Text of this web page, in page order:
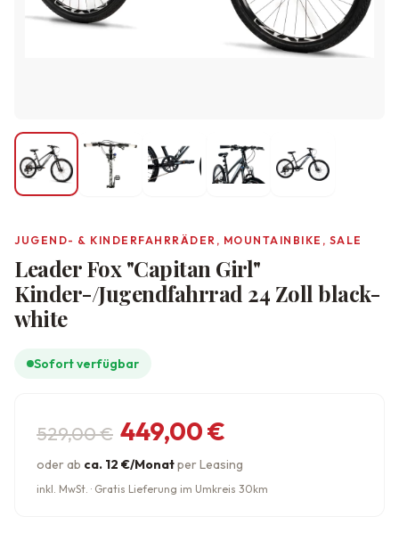
JUGEND- & KINDERFAHRRÄDER, MOUNTAINBIKE, SALE
Leader Fox "Capitan Girl"
Kinder-/Jugendfahrrad 24 Zoll black-
white
Sofort verfügbar
529,00€
Ursprünglicher Preis war:
449,00€
Aktueller Preis ist: 449,00 €.
oder ab ca. 12 €/Monatper Leasing
inkl. MwSt. · Gratis Lieferung im Umkreis 30km